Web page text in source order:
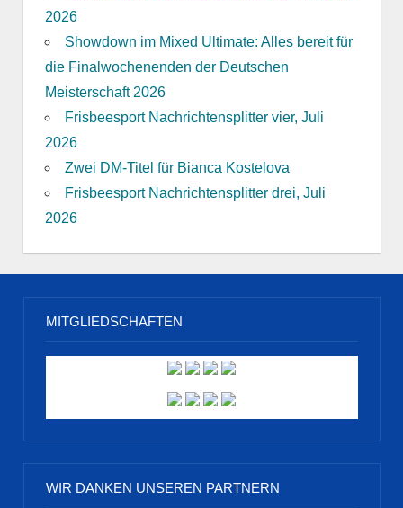
2026
Showdown im Mixed Ultimate: Alles bereit für
die Finalwochenenden der Deutschen
Meisterschaft 2026
Frisbeesport Nachrichtensplitter vier, Juli
2026
Zwei DM-Titel für Bianca Kostelova
Frisbeesport Nachrichtensplitter drei, Juli
2026
MITGLIEDSCHAFTEN
WIR DANKEN UNSEREN PARTNERN